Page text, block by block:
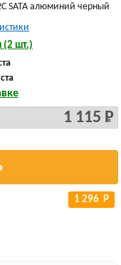
SATA алюминий черный
(2 шт.)
1 115 Р
1 296 Р